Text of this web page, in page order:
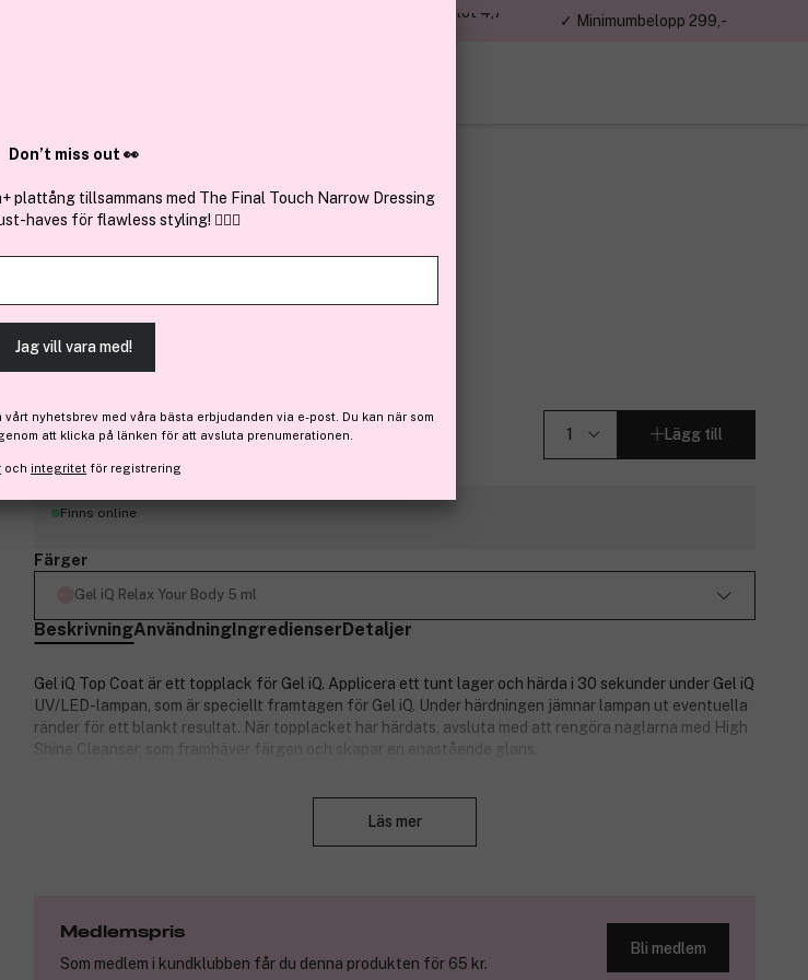
✓ Över 1,5 miljon kunder – Trustpilot 4,7
✓ Minimumbelopp 299,-
Depend
Gel iQ Relax Your Body 5 ml
(98)
Medlem -30%
65 kr Lägg till
Finns online
Färger
Gel iQ Relax Your Body 5 ml
BeskrivningAnvändningIngredienserDetaljer
Gel iQ Top Coat är ett topplack för Gel iQ. Applicera ett tunt lager och härda i 30 sekunder under Gel iQ
UV/LED-lampan, som är speciellt framtagen för Gel iQ. Under härdningen jämnar lampan ut eventuella
ränder för ett blankt resultat. När topplacket har härdats, avsluta med att rengöra naglarna med High
Shine Cleanser, som framhäver färgen och skapar en enastående glans.
En LED-/UV-lampa behövs för att härda nagellacket. Denna måste köpas separat.
Läs mer
Medlemspris
Som medlem i kundklubben får du denna produkten för 65 kr.
Bli medlem
Don’t miss out 👀
plattång tillsammans med The Final Touch Narrow Dressing
haves för flawless styling! 💇‍♀️✨
Jag vill vara med!
nyhetsbrev med våra bästa erbjudanden via e-post. Du kan när som
att klicka på länken för att avsluta prenumerationen.
och integritet för registrering